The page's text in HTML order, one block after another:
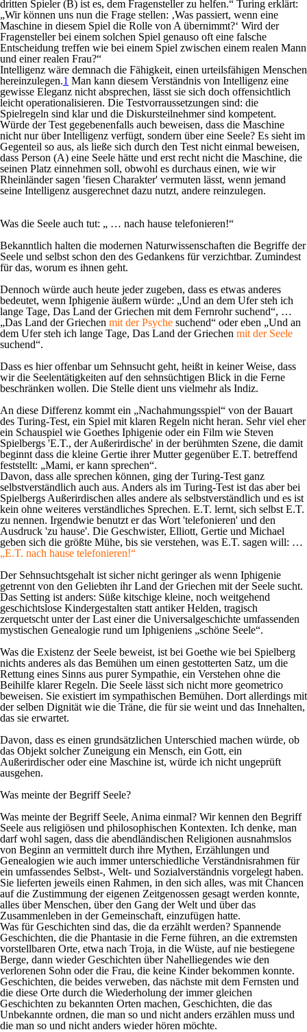
dritten Spieler (B) ist es, dem Fragensteller zu helfen.“ Turing erklärt:
„Wir können uns nun die Frage stellen: ‚Was passiert, wenn eine
Maschine in diesem Spiel die Rolle von A übernimmt?‘ Wird der
Fragensteller bei einem solchen Spiel genauso oft eine falsche
Entscheidung treffen wie bei einem Spiel zwischen einem realen Mann
und einer realen Frau?“
Intelligenz wäre demnach die Fähigkeit, einen urteilsfähigen Menschen
hereinzulegen.1 Man kann diesem Verständnis von Intelligenz eine
gewisse Eleganz nicht absprechen, lässt sie sich doch offensichtlich
leicht operationalisieren. Die Testvorraussetzungen sind: die
Spielregeln sind klar und die Diskursteilnehmer sind kompetent.
Würde der Test gegebenenfalls auch beweisen, dass die Maschine
nicht nur über Intelligenz verfügt, sondern über eine Seele? Es sieht im
Gegenteil so aus, als ließe sich durch den Test nicht einmal beweisen,
dass Person (A) eine Seele hätte und erst recht nicht die Maschine, die
seinen Platz einnehmen soll, obwohl es durchaus einen, wie wir
Rheinländer sagen 'fiesen Charakter' vermuten lässt, wenn jemand
seine Intelligenz ausgerechnet dazu nutzt, andere reinzulegen.
Was die Seele auch tut: „ … nach hause telefonieren!“
Bekanntlich halten die modernen Naturwissenschaften die Begriffe der
Seele und selbst schon den des Gedankens für verzichtbar. Zumindest
für das, worum es ihnen geht.
Dennoch würde auch heute jeder zugeben, dass es etwas anderes
bedeutet, wenn Iphigenie äußern würde: „Und an dem Ufer steh ich
lange Tage, Das Land der Griechen mit dem Fernrohr suchend“, …
„Das Land der Griechen mit der Psyche suchend“ oder eben „Und an
dem Ufer steh ich lange Tage, Das Land der Griechen mit der Seele
suchend“.
Dass es hier offenbar um Sehnsucht geht, heißt in keiner Weise, dass
wir die Seelentätigkeiten auf den sehnsüchtigen Blick in die Ferne
beschränken wollen. Die Stelle dient uns vielmehr als Indiz.
An diese Differenz kommt ein „Nachahmungsspiel“ von der Bauart
des Turing-Test, ein Spiel mit klaren Regeln nicht heran. Sehr viel eher
ein Schauspiel wie Goethes Iphigenie oder ein Film wie Steven
Spielbergs 'E.T., der Außerirdische' in der berühmten Szene, die damit
beginnt dass die kleine Gertie ihrer Mutter gegenüber E.T. betreffend
feststellt: „Mami, er kann sprechen“.
Davon, dass alle sprechen können, ging der Turing-Test ganz
selbstverständlich auch aus. Anders als im Turing-Test ist das aber bei
Spielbergs Außerirdischen alles andere als selbstverständlich und es ist
kein ohne weiteres verständliches Sprechen. E.T. lernt, sich selbst E.T.
zu nennen. Irgendwie benutzt er das Wort 'telefonieren' und den
Ausdruck 'zu hause'. Die Geschwister, Elliott, Gertie und Michael
geben sich die größte Mühe, bis sie verstehen, was E.T. sagen will: …
„E.T. nach hause telefonieren!“
Der Sehnsuchtsgehalt ist sicher nicht geringer als wenn Iphigenie
getrennt von den Geliebten ihr Land der Griechen mit der Seele sucht.
Das Setting ist anders: Süße kitschige kleine, noch weitgehend
geschichtslose Kindergestalten statt antiker Helden, tragisch
zerquetscht unter der Last einer die Universalgeschichte umfassenden
mystischen Genealogie rund um Iphigeniens „schöne Seele“.
Was die Existenz der Seele beweist, ist bei Goethe wie bei Spielberg
nichts anderes als das Bemühen um einen gestotterten Satz, um die
Rettung eines Sinns aus purer Sympathie, ein Verstehen ohne die
Beihilfe klarer Regeln. Die Seele lässt sich nicht more geometrico
beweisen. Sie existiert im sympathischen Bemühen. Dort allerdings mit
der selben Dignität wie die Träne, die für sie weint und das Innehalten,
das sie erwartet.
Davon, dass es einen grundsätzlichen Unterschied machen würde, ob
das Objekt solcher Zuneigung ein Mensch, ein Gott, ein
Außerirdischer oder eine Maschine ist, würde ich nicht ungeprüft
ausgehen.
Was meinte der Begriff Seele?
Was meinte der Begriff Seele, Anima einmal? Wir kennen den Begriff
Seele aus religiösen und philosophischen Kontexten. Ich denke, man
darf wohl sagen, dass die abendländischen Religionen ausnahmslos
von Beginn an vermittelt durch ihre Mythen, Erzählungen und
Genealogien wie auch immer unterschiedliche Verständnisrahmen für
ein umfassendes Selbst-, Welt- und Sozialverständnis vorgelegt haben.
Sie lieferten jeweils einen Rahmen, in den sich alles, was mit Chancen
auf die Zustimmung der eigenen Zeitgenossen gesagt werden konnte,
alles über Menschen, über den Gang der Welt und über das
Zusammenleben in der Gemeinschaft, einzufügen hatte.
Was für Geschichten sind das, die da erzählt werden? Spannende
Geschichten, die die Phantasie in die Ferne führen, an die extremsten
vorstellbaren Orte, etwa nach Troja, in die Wüste, auf nie bestiegene
Berge, dann wieder Geschichten über Nahelliegendes wie den
verlorenen Sohn oder die Frau, die keine Kinder bekommen konnte.
Geschichten, die beides verweben, das nächste mit dem Fernsten und
die diese Orte durch die Wiederholung der immer gleichen
Geschichten zu bekannten Orten machen, Geschichten, die das
Unbekannte ordnen, die man so und nicht anders erzählen muss und
die man so und nicht anders wieder hören möchte.